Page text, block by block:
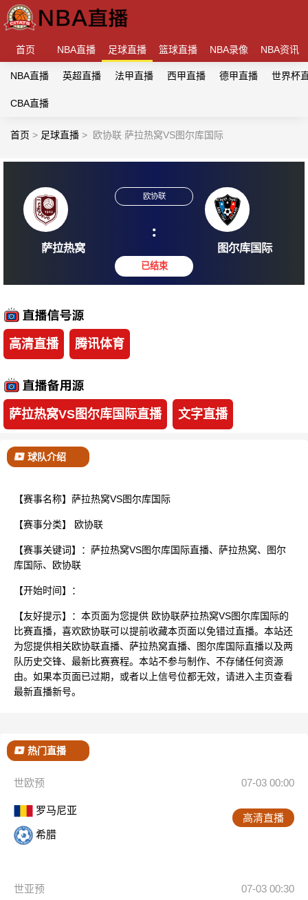
首页 NBA直播 足球直播 篮球直播 NBA录像 NBA资讯
NBA直播 英超直播 法甲直播 西甲直播 德甲直播 世界杯
CBA直播
首页 > 足球直播 > 欧协联 萨拉热窝VS图尔库国际
:
高清直播 腾讯体育
萨拉热窝VS图尔库国际直播 文字直播
球队介绍
【赛事名称】萨拉热窝VS图尔库国际
【赛事分类】 欧协联
【赛事关键词】：萨拉热窝VS图尔库国际直播、萨拉热窝、图尔
库国际、欧协联
【开始时间】：
【友好提示】：本页面为您提供 欧协联萨拉热窝VS图尔库国际的
比赛直播，喜欢欧协联可以提前收藏本页面以免错过直播。本站还
为您提供相关欧协联直播、萨拉热窝直播、图尔库国际直播以及两
队历史交锋、最新比赛赛程。本站不参与制作、不存储任何资源
由。如果本页面已过期，或者以上信号位都无效，请进入主页查看
最新直播新号。
热门直播
世欧预 07-03 00:00
罗马尼亚
希腊
高清直播
世亚预 07-03 00:30